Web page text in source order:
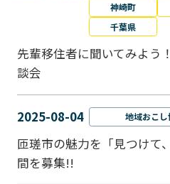
神崎町
千葉県
先輩移住者に聞いてみよう
談会
2025-08-04 地域おこ
匝瑳市の魅力を「見つけて
間を募集!!